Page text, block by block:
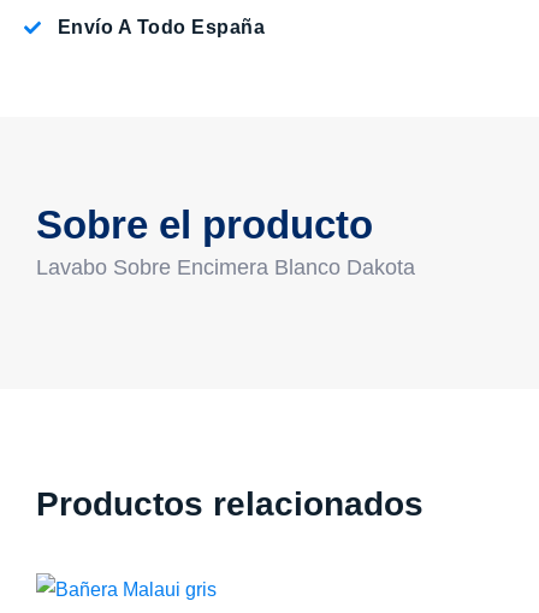
Envío A Todo España
Sobre el producto
Lavabo Sobre Encimera Blanco Dakota
Productos relacionados